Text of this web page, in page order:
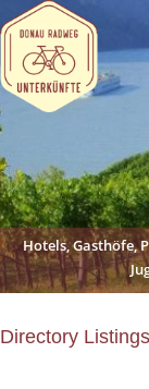
Hotels, Gasthöfe,
Directory